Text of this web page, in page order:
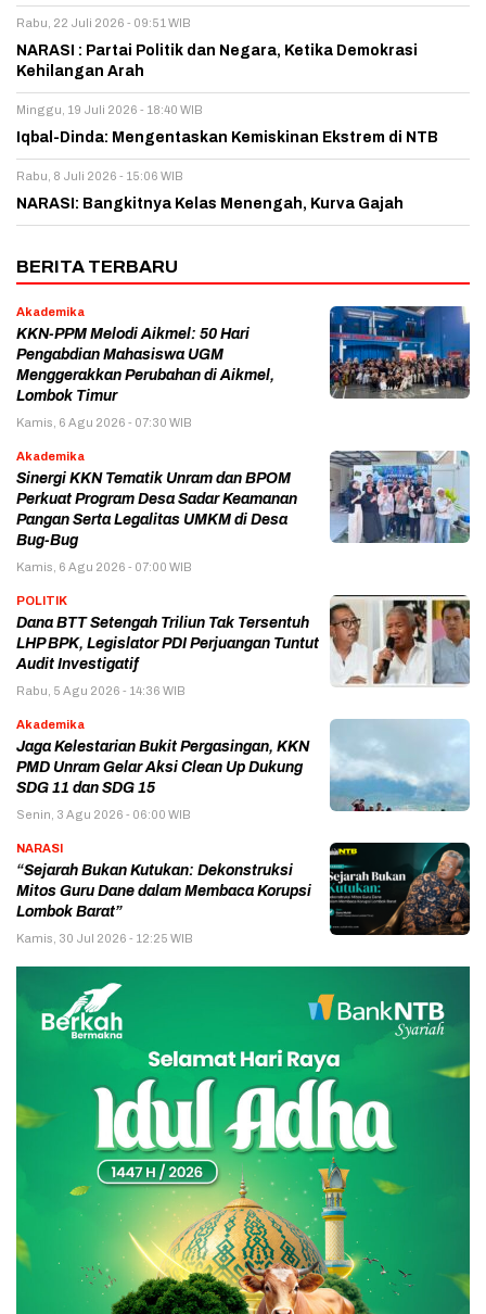
Rabu, 22 Juli 2026 - 09:51 WIB
NARASI : Partai Politik dan Negara, Ketika Demokrasi
Kehilangan Arah
Minggu, 19 Juli 2026 - 18:40 WIB
Iqbal-Dinda: Mengentaskan Kemiskinan Ekstrem di NTB
Rabu, 8 Juli 2026 - 15:06 WIB
NARASI: Bangkitnya Kelas Menengah, Kurva Gajah
BERITA TERBARU
Akademika
KKN-PPM Melodi Aikmel: 50 Hari
Pengabdian Mahasiswa UGM
Menggerakkan Perubahan di Aikmel,
Lombok Timur
Kamis, 6 Agu 2026 - 07:30 WIB
Akademika
Sinergi KKN Tematik Unram dan BPOM
Perkuat Program Desa Sadar Keamanan
Pangan Serta Legalitas UMKM di Desa
Bug-Bug
Kamis, 6 Agu 2026 - 07:00 WIB
POLITIK
Dana BTT Setengah Triliun Tak Tersentuh
LHP BPK, Legislator PDI Perjuangan Tuntut
Audit Investigatif
Rabu, 5 Agu 2026 - 14:36 WIB
Akademika
Jaga Kelestarian Bukit Pergasingan, KKN
PMD Unram Gelar Aksi Clean Up Dukung
SDG 11 dan SDG 15
Senin, 3 Agu 2026 - 06:00 WIB
NARASI
“Sejarah Bukan Kutukan: Dekonstruksi
Mitos Guru Dane dalam Membaca Korupsi
Lombok Barat”
Kamis, 30 Jul 2026 - 12:25 WIB